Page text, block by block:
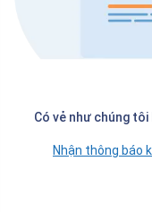
Có vẻ như chúng
Nhận thông báo